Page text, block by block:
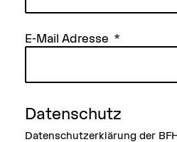
E-Mail Adresse
Datenschutz
Datenschutzerklärung der